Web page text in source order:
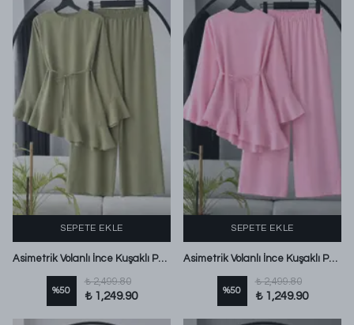
SEPETE EKLE
Asimetrik Volanlı İnce Kuşaklı Pantolonlu Modal Takım Koyu Haki
%50
₺ 2,499.80
₺ 1,249.90
SEPETE EKLE
Asimetrik Volanlı İnce Kuşaklı Pantolonlu Modal Takım Pembe
%50
₺ 2,499.80
₺ 1,249.90